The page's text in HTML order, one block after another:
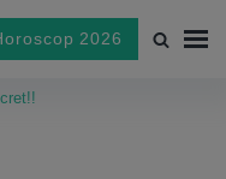
2026